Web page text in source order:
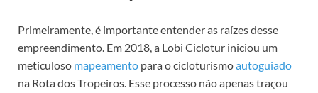
Primeiramente, é importante entender as raízes desse
empreendimento. Em 2018, a Lobi Ciclotur iniciou um
meticuloso mapeamento para o cicloturismoautoguiado
na Rota dos Tropeiros. Esse processo não apenas traçou